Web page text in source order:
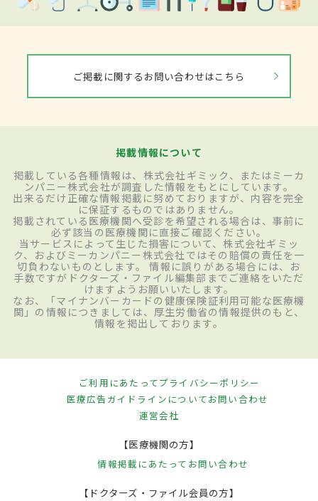
ご掲載に関するお問い合わせはこちら
掲載情報について
掲載している各種情報は、株式会社ギミック、またはミーカ
ンパニー株式会社が調査した情報をもとにしています。
出来るだけ正確な情報掲載に努めておりますが、内容を完全
に保証するものではありません。
掲載されている医療機関へ受診を希望される場合は、事前に
必ず該当の医療機関に直接ご確認ください。
当サービスによって生じた損害について、株式会社ギミッ
ク、およびミーカンパニー株式会社ではその賠償の責任を一
切負わないものとします。 情報に誤りがある場合には、お
手数ですがドクターズ・ファイル編集部までご連絡をいただ
けますようお願いいたします。
なお、「マイナンバーカードの健康保険証利用可能な医療機
関」の情報につきましては、厚生労働省の情報提供のもと、
情報を掲出しております。
ご利用にあたってプライバシーポリシー
医療広告ガイドラインについてお問い合わせ
運営会社
【医療機関の方】
情報掲載にあたって お問い合わせ
【ドクターズ・ファイル会員の方】